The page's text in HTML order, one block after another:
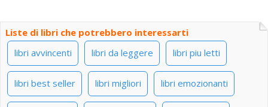
Liste di libri che potrebbero interessarti
libri avvincenti
libri da leggere libri piu letti
libri best seller libri migliori libri emozionanti